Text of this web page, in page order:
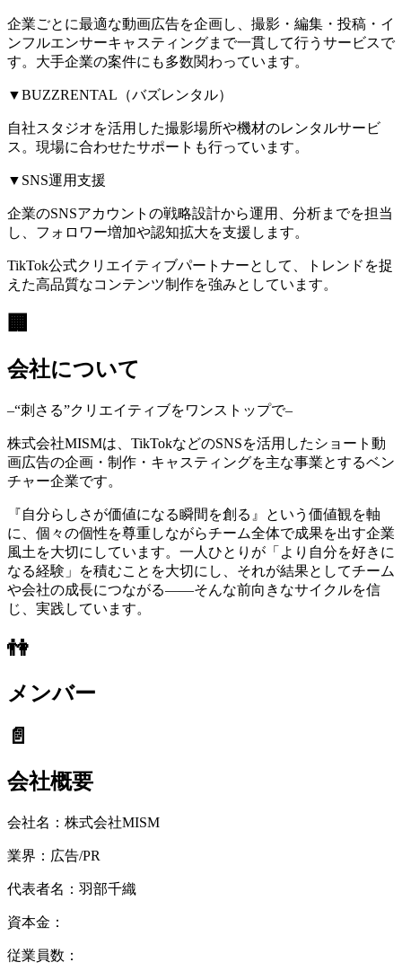
企業ごとに最適な動画広告を企画し、撮影・編集・投稿・イ
ンフルエンサーキャスティングまで一貫して行うサービスで
す。大手企業の案件にも多数関わっています。
▼BUZZRENTAL（バズレンタル）
自社スタジオを活用した撮影場所や機材のレンタルサービ
ス。現場に合わせたサポートも行っています。
▼SNS運用支援
企業のSNSアカウントの戦略設計から運用、分析までを担当
し、フォロワー増加や認知拡大を支援します。
TikTok公式クリエイティブパートナーとして、トレンドを捉
えた高品質なコンテンツ制作を強みとしています。
🏢
会社について
–“刺さる”クリエイティブをワンストップで–
株式会社MISMは、TikTokなどのSNSを活用したショート動
画広告の企画・制作・キャスティングを主な事業とするベン
チャー企業です。
『自分らしさが価値になる瞬間を創る』という価値観を軸
に、個々の個性を尊重しながらチーム全体で成果を出す企業
風土を大切にしています。一人ひとりが「より自分を好きに
なる経験」を積むことを大切にし、それが結果としてチーム
や会社の成長につながる——そんな前向きなサイクルを信
じ、実践しています。
👫
メンバー
📄
会社概要
会社名： 株式会社MISM
業界： 広告/PR
代表者名： 羽部千織
資本金：
従業員数：